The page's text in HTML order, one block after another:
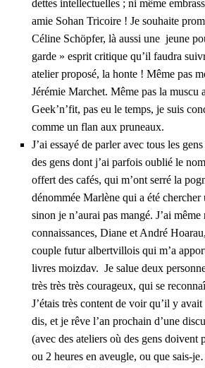
dettes intel­lec­tuelles ; ni même
amie Sohan Tri­coire ! Je sou­haite
Céline Schöp­fer, là aus­si une jeune
garde » esprit cri­tique qu’il fau­dra
ate­lier pro­po­sé, la honte ! Même pas
Jéré­mie Mar­chet. Même pas la mus­cu
Geek’n’­fit, pas eu le temps, je suis
comme un flan aux pru­neaux.
J’ai essayé de par­ler avec tous les
des gens dont j’ai par­fois oublié le
offert des cafés, qui m’ont ser­ré la
dénom­mée Mar­lène qui a été
sinon je n’au­rai pas man­gé. J’ai
connais­sances, Diane et André
couple futur albert­vil­lois qui m’a
livres moiz­dav. Je salue deux
très très très cou­ra­geux, qui se
J’é­tais très content de voir qu’il y
dis, et je rêve l’an pro­chain d’une
(avec des ate­liers où des gens doivent
ou 2 heures en aveugle, ou que sais-